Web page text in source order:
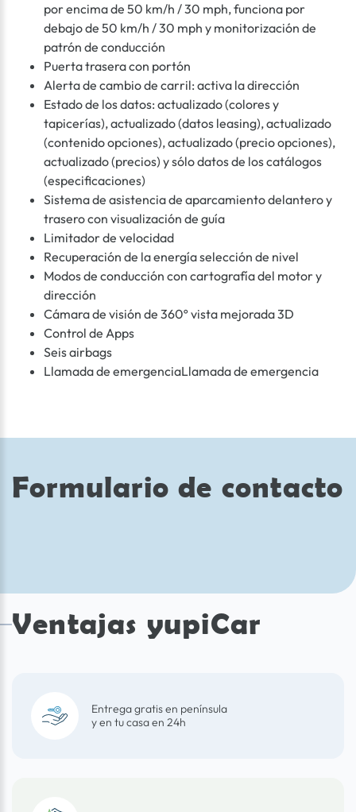
por encima de 50 km/h / 30 mph, funciona por
debajo de 50 km/h / 30 mph y monitorización de
patrón de conducción
Puerta trasera con portón
Alerta de cambio de carril: activa la dirección
Estado de los datos: actualizado (colores y
tapicerías), actualizado (datos leasing), actualizado
(contenido opciones), actualizado (precio opciones),
actualizado (precios) y sólo datos de los catálogos
(especificaciones)
Sistema de asistencia de aparcamiento delantero y
trasero con visualización de guía
Limitador de velocidad
Recuperación de la energía selección de nivel
Modos de conducción con cartografía del motor y
dirección
Cámara de visión de 360º vista mejorada 3D
Control de Apps
Seis airbags
Llamada de emergenciaLlamada de emergencia
Formulario de contacto
Ventajas yupiCar
Entrega gratis en península
y en tu casa en 24h